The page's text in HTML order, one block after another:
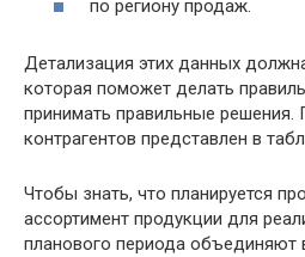
по региону продаж.
Детализация этих данных
которая поможет делать
принимать правильные решения.
контрагентов представлен в
Чтобы знать, что планируется
ассортимент продукции для
планового периода объединяют